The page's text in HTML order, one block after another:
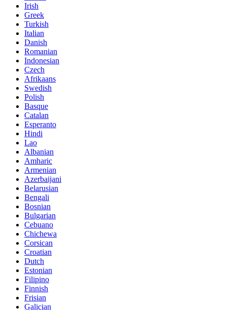
Irish
Greek
Turkish
Italian
Danish
Romanian
Indonesian
Czech
Afrikaans
Swedish
Polish
Basque
Catalan
Esperanto
Hindi
Lao
Albanian
Amharic
Armenian
Azerbaijani
Belarusian
Bengali
Bosnian
Bulgarian
Cebuano
Chichewa
Corsican
Croatian
Dutch
Estonian
Filipino
Finnish
Frisian
Galician